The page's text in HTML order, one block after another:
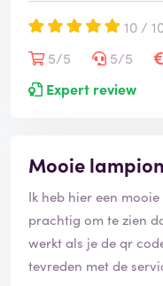
10 /
5/5
5/5
Expert review
Mooie
Ik heb hier een
prachtig om te zien
werkt als je de qr
tevreden met de